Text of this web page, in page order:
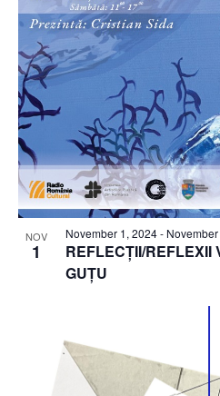
NOV
1
REFLECȚII/
GUȚU
November 1, 2024-